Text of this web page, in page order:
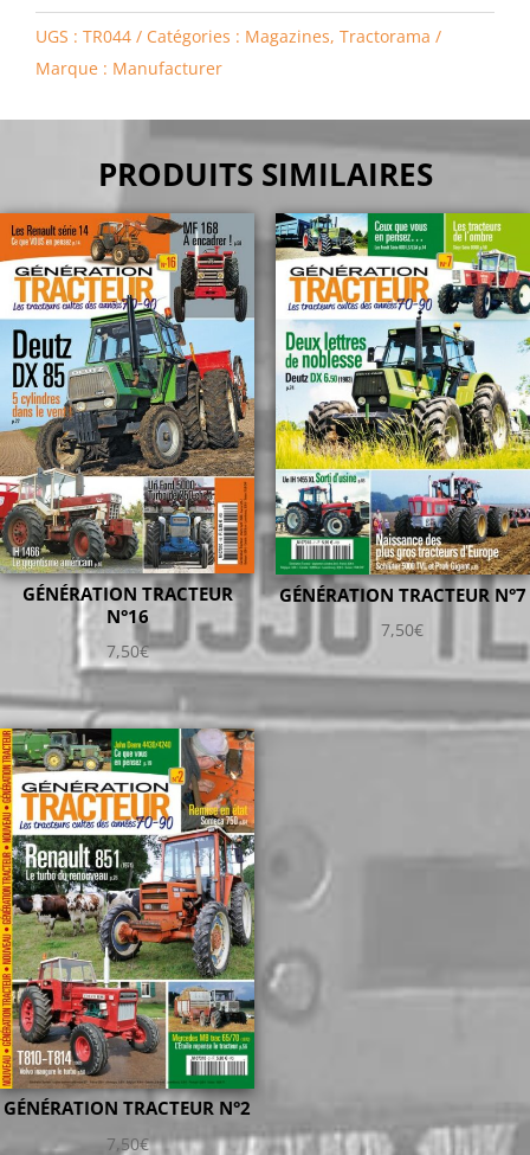
UGS : TR044 Catégories : Magazines, Tractorama
Marque : Manufacturer
PRODUITS SIMILAIRES
GÉNÉRATION TRACTEUR
N°16
7,50€
GÉNÉRATION TRACTEUR N°7
7,50€
GÉNÉRATION TRACTEUR N°2
7,50€